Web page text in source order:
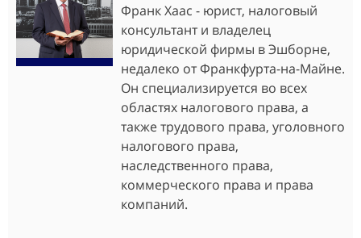
Франк Хаас - юрист, налоговый
консультант и владелец
юридической фирмы в Эшборне,
недалеко от Франкфурта-на-Майне.
Он специализируется во всех
областях налогового права, а
также трудового права, уголовного
налогового права,
наследственного права,
коммерческого права и права
компаний.